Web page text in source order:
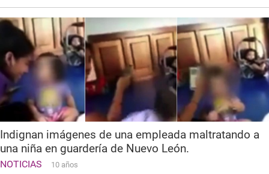
Indignan imágenes de una empleada maltratando a
una niña en guardería de Nuevo León.
NOTICIAS 10 años